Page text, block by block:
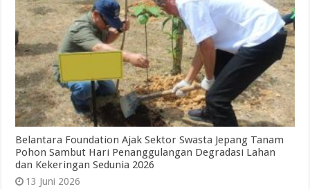
Belantara Foundation Ajak Sektor Swasta Jepang Tanam
Pohon Sambut Hari Penanggulangan Degradasi Lahan
dan Kekeringan Sedunia 2026
13 Juni 2026